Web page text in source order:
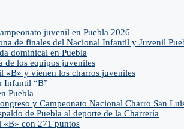
juvenil en Puebla 2026
de finales del Nacional Infantil y Juvenil
dominical en Puebla
de los equipos juveniles
«B» y vienen los charros juveniles
Infantil “B”
Puebla
y Campeonato Nacional Charro San
de Puebla al deporte de la Charrería
«B» con 271 puntos